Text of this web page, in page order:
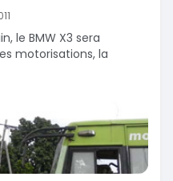
le BMW X3 sera
motorisations, la